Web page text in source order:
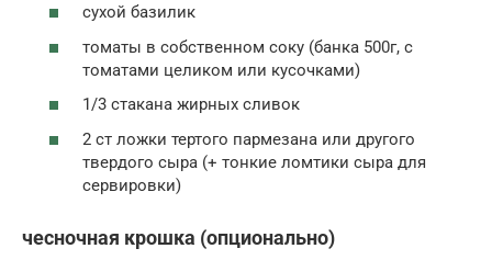
сухой базилик
томаты в собственном соку (банка 500г, с
томатами целиком или кусочками)
1/3 стакана жирных сливок
2 ст ложки тертого пармезана или другого
твердого сыра (+ тонкие ломтики сыра для
сервировки)
чесночная крошка (опционально)